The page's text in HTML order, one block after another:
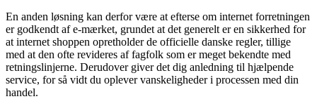
En anden løsning kan derfor være at efterse om internet forretningen
er godkendt af e-mærket, grundet at det generelt er en sikkerhed for
at internet shoppen opretholder de officielle danske regler, tillige
med at den ofte revideres af fagfolk som er meget bekendte med
retningslinjerne. Derudover giver det dig anledning til hjælpende
service, for så vidt du oplever vanskeligheder i processen med din
handel.